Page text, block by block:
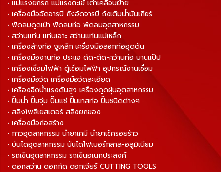
• แม่แรงยกรถ แม่แรงตะเข้ เต่าเคลื่อนย้าย
• เครื่องมืออัดจารบี ถังอัดจารบี ถังเติมน้ำมันเกียร์
• พัดลมดูดเป่า พัดลมท่อ พัดลมอุตสาหกรรม
• สว่านแท่น แท่นเจาะ สว่านแท่นแม่เหล็ก
• เครื่องล้างท่อ งูเหล็ก เครื่องมือลอกท่ออุดตัน
• เครื่องมืองานท่อ ประแจ ดัด-ตัด-คว้านท่อ บานแป๊ป
• เครื่องเชื่อมไฟฟ้า ตู้เชื่อมไฟฟ้า อุปกรณ์งานเชื่อม
• เครื่องมือวัด เครื่องมือวัดละเอียด
• เครื่องฉีดน้ำแรงดันสูง เครื่องดูดฝุ่นอุตสาหกรรม
• ปั๊มน้ำ ปั๊มจุ่ม ปั๊มแช่ ปั๊มเทสท่อ ปั๊มชนิดต่างๆ
• สลิงโพลีเยสเตอร์ สลิงยกของ
• เครื่องมือก่อสร้าง
• กาวอุตสาหกรรม น้ำยาเคมี น้ำยาเช็ครอยร้าว
• บันไดอุตสาหกรรม บันไดไฟเบอร์กลาส-อลูมิเนียม
• รถเข็นอุตสาหกรรม รถเข็นอเนกประสงค์
• ดอกสว่าน ดอกกัด ดอกเจียร์ CUTTING TOOLS